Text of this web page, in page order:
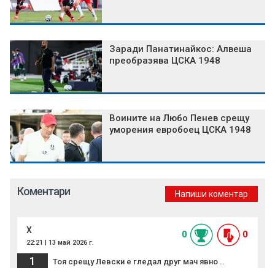
Заради Панатинайкос: Алвеша
преобразява ЦСКА 1948
Воините на Любо Пенев срещу
уморения евробоец ЦСКА 1948
Коментари Напиши коментар
Х
22:21 | 13 май 2026 г.
0 0
1 Тоя срещу Левски е гледал друг мач явно ..